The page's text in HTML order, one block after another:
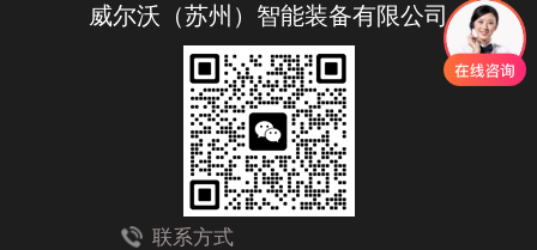
威尔沃（苏州）智能装备有限公司
联系方式